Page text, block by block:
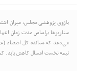
سناریوها براساس مدت زمان
نیمه نخست امسال کاهش یابد.